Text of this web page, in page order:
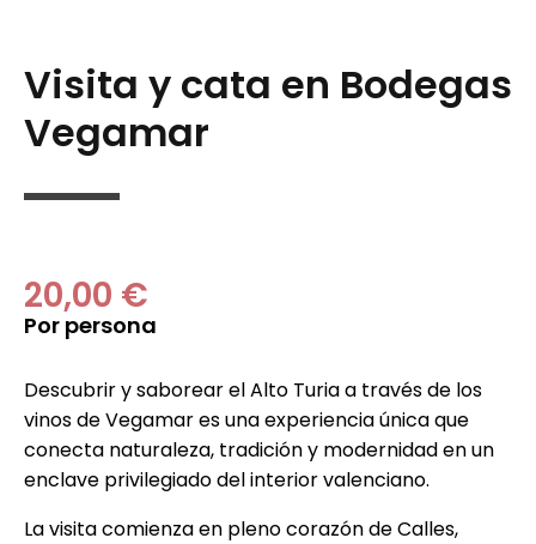
Visita y cata en Bodegas
Vegamar
20,00 €
Por persona
Descubrir y saborear el Alto Turia a través de los
vinos de Vegamar es una experiencia única que
conecta naturaleza, tradición y modernidad en un
enclave privilegiado del interior valenciano.
La visita comienza en pleno corazón de Calles,